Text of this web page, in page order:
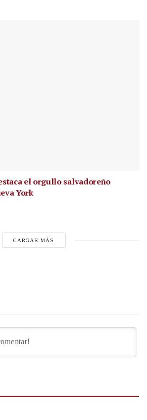
el orgullo salvadoreño
York
CARGAR MÁS